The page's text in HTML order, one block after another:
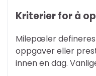
Kriterier for å
Milepæler defineres
oppgaver eller
innen en dag.